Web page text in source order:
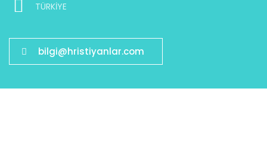
TÜRKİYE
bilgi@hristiyanlar.com